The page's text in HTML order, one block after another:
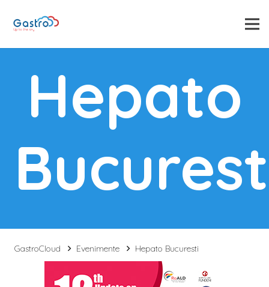
Hepato
GastroCloud Evenimente Hepato Bucuresti